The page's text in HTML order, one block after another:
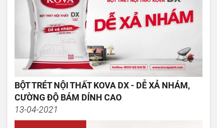
BỘT TRÉT NỘI THẤT KOVA DX - DỄ XẢ NHÁM,
CƯỜNG ĐỘ BÁM DÍNH CAO
13-04-2021